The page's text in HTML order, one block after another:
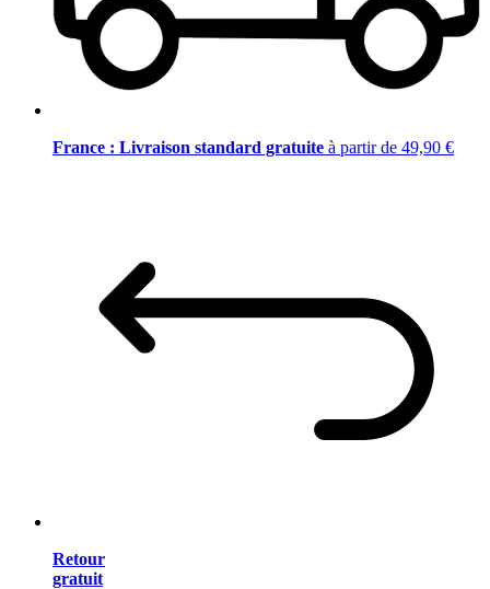
France : Livraison standard gratuite à partir de 49,90 €
Retour
gratuit